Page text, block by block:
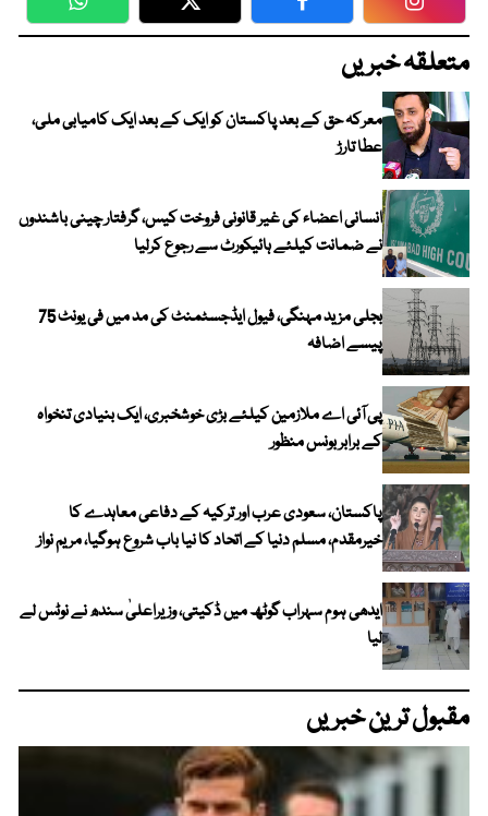
WhatsApp Twitter Facebook
متعلقہ خبریں
معرکہ حق کے بعد پاکستان کو ایک کے بعد ایک کامیابی ملی،
عطا تارڑ
انسانی اعضاء کی غیر قانونی فروخت کیس، گرفتار چینی باشندوں
نے ضمانت کیلئے ہائیکورٹ سے رجوع کرلیا
بجلی مزید مہنگی، فیول ایڈجسٹمنٹ کی مد میں فی یونٹ 75
پیسے اضافہ
پی آئی اے ملازمین کیلئے بڑی خوشخبری، ایک بنیادی تنخواہ
کے برابر بونس منظور
پاکستان، سعودی عرب اور ترکیہ کے دفاعی معاہدے کا
خیرمقدم، مسلم دنیا کے اتحاد کا نیا باب شروع ہوگیا، مریم نواز
ایدھی ہوم سہراب گوٹھ میں ڈکیتی، وزیراعلیٰ سندھ نے نوٹس لے
لیا
مقبول ترین خبریں